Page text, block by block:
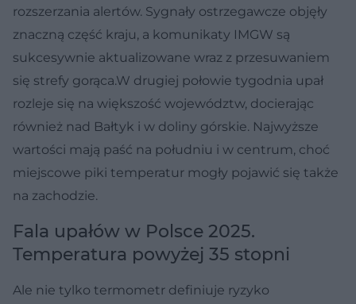
rozszerzania alertów. Sygnały ostrzegawcze objęły
znaczną część kraju, a komunikaty IMGW są
sukcesywnie aktualizowane wraz z przesuwaniem
się strefy gorąca.W drugiej połowie tygodnia upał
rozleje się na większość województw, docierając
również nad Bałtyk i w doliny górskie. Najwyższe
wartości mają paść na południu i w centrum, choć
miejscowe piki temperatur mogły pojawić się także
na zachodzie.
Fala upałów w Polsce 2025.
Temperatura powyżej 35 stopni
Ale nie tylko termometr definiuje ryzyko